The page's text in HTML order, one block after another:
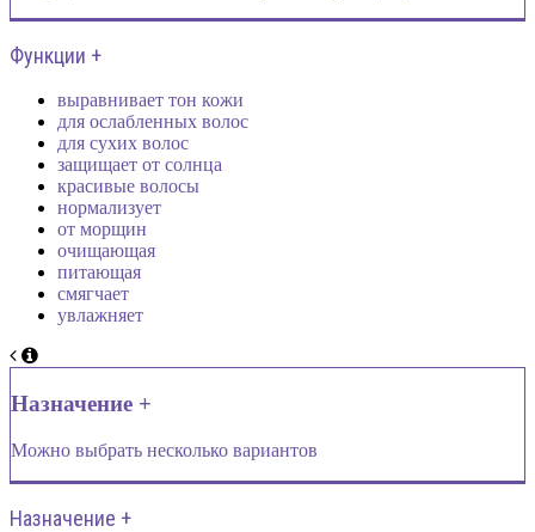
Функции +
выравнивает тон кожи
для ослабленных волос
для сухих волос
защищает от солнца
красивые волосы
нормализует
от морщин
очищающая
питающая
смягчает
увлажняет
Назначение +
Можно выбрать несколько вариантов
Назначение +